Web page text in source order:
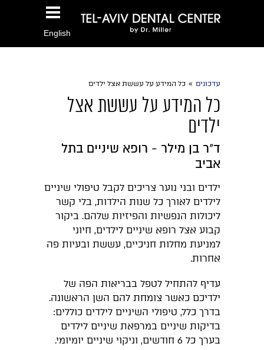
English
עדכונים » כל המידע על עששת אצל ילדים
כל המידע על עששת אצל
ילדים
ד"ר בן מילר - רופא שיניים בתל
אביב
ילדים ובני נוער צריכים לקבל טיפולי שיניים
לילדים לאורך כל שנות הילדות, בלי קשר
ליכולות הנפשיות והפיזיות שלהם. ביקור
קבוע אצל רופא שיניים לילדים, חיוני
למניעת מחלות חניכיים, עששת ובעיות פה
אחרות.
עדיף להתחיל לטפל בבריאות הפה של
ילדיכם כאשר צומחת להם השן הראשונה.
בדרך כלל, טיפולי השיניים לילדים כוללים:
בדיקות שיניים במרפאת שיניים לילדים
בערך כל 6 חודשים, וניקוי שיניים יומיומי.